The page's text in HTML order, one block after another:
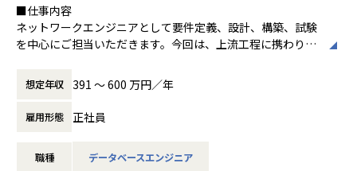
す。
プロダクト開発部では、生成AIに関する議論が活発に行われ
ており、一部のメンバーはこれらのAIツールを活用すること
【業務の変更の範囲】
会社の規定に準ずる
合した高付加価値SIモデルを目指している部署となります。
また、大きな特徴として、AI駆動開発に積極的に取り組んで
います
品質改善、業務効率化を推進しております。
代の開発・ものづくりに関心のある方を歓迎します！
■特徴
①魅力的な開発環境
■仕事内容
ネットワークエンジニアとして要件定義、設計、構築、試験
を中心にご担当いただきます。今回は、上流工程に携わりた
大手Sler様の下にて2次請けでの業務がメインのため商流が
浅めな環境にてご活躍いただけます！請負・SES案件共に扱
っております。
【案件例】
お客様拠点およびSASE環境のNW設計、構築
想定年収 391 〜 600 万円／年
雇用形態 正社員
職種 データベースエンジニア